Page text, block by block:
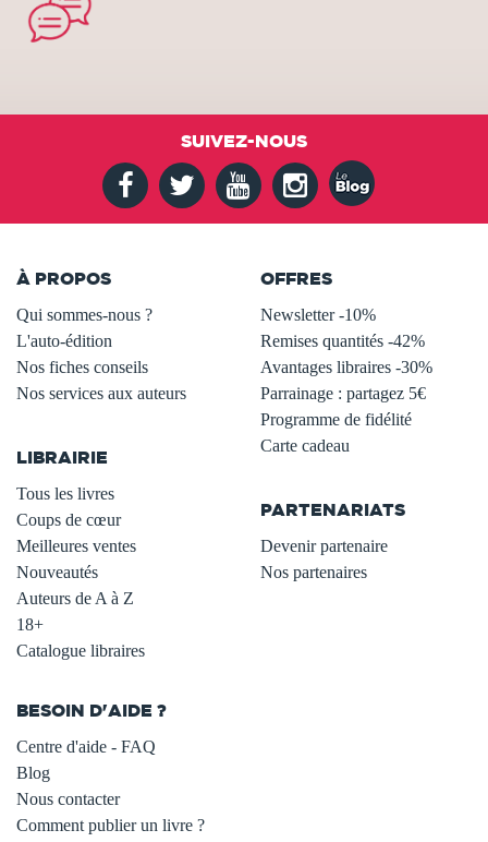
SUIVEZ-NOUS
À PROPOS
Qui sommes-nous ?
L'auto-édition
Nos fiches conseils
Nos services aux auteurs
LIBRAIRIE
Tous les livres
Coups de cœur
Meilleures ventes
Nouveautés
Auteurs de A à Z
18+
Catalogue libraires
OFFRES
Newsletter -10%
Remises quantités -42%
Avantages libraires -30%
Parrainage : partagez 5€
Programme de fidélité
Carte cadeau
PARTENARIATS
Devenir partenaire
Nos partenaires
BESOIN D'AIDE ?
Centre d'aide - FAQ
Blog
Nous contacter
Comment publier un livre ?